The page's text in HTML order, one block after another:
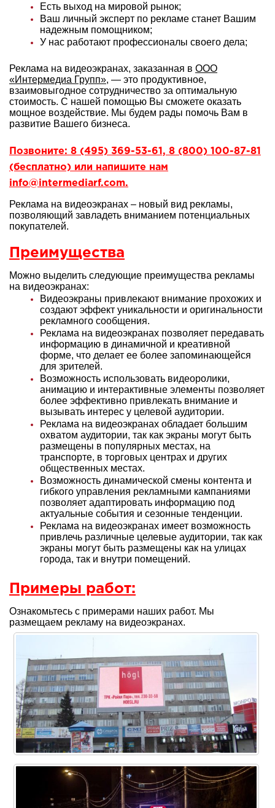
Есть выход на мировой рынок;
Ваш личный эксперт по рекламе станет Вашим
надежным помощником;
У нас работают профессионалы своего дела;
Реклама на видеоэкранах, заказанная в ООО
«Интермедиа Групп», — это продуктивное,
взаимовыгодное сотрудничество за оптимальную
стоимость. С нашей помощью Вы сможете оказать
мощное воздействие. Мы будем рады помочь Вам в
развитие Вашего бизнеса.
Позвоните: 8 (495) 369-53-61, 8 (800) 100-87-81
(бесплатно) или напишите нам
info@intermediarf.com.
Реклама на видеоэкранах – новый вид рекламы,
позволяющий завладеть вниманием потенциальных
покупателей.
Преимущества
Можно выделить следующие преимущества рекламы
на видеоэкранах:
Видеоэкраны привлекают внимание прохожих и
создают эффект уникальности и оригинальности
рекламного сообщения.
Реклама на видеоэкранах позволяет передавать
информацию в динамичной и креативной
форме, что делает ее более запоминающейся
для зрителей.
Возможность использовать видеоролики,
анимацию и интерактивные элементы позволяет
более эффективно привлекать внимание и
вызывать интерес у целевой аудитории.
Реклама на видеоэкранах обладает большим
охватом аудитории, так как экраны могут быть
размещены в популярных местах, на
транспорте, в торговых центрах и других
общественных местах.
Возможность динамической смены контента и
гибкого управления рекламными кампаниями
позволяет адаптировать информацию под
актуальные события и сезонные тенденции.
Реклама на видеоэкранах имеет возможность
привлечь различные целевые аудитории, так как
экраны могут быть размещены как на улицах
города, так и внутри помещений.
Примеры работ:
Ознакомьтесь с примерами наших работ. Мы
размещаем рекламу на видеоэкранах.